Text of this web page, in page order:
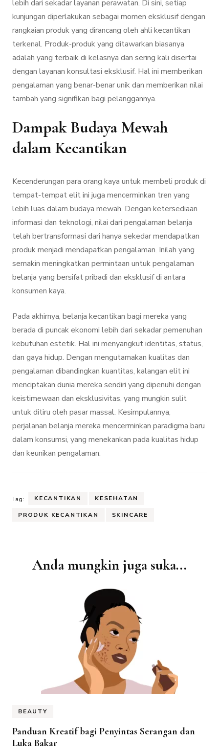
lebih dari sekadar layanan perawatan. Di sini, setiap
kunjungan diperlakukan sebagai momen eksklusif dengan
rangkaian produk yang dirancang oleh ahli kecantikan
terkenal. Produk-produk yang ditawarkan biasanya
adalah yang terbaik di kelasnya dan sering kali disertai
dengan layanan konsultasi eksklusif. Hal ini memberikan
pengalaman yang benar-benar unik dan memberikan nilai
tambah yang signifikan bagi pelanggannya.
Dampak Budaya Mewah
dalam Kecantikan
Kecenderungan para orang kaya untuk membeli produk di
tempat-tempat elit ini juga mencerminkan tren yang
lebih luas dalam budaya mewah. Dengan ketersediaan
informasi dan teknologi, nilai dari pengalaman belanja
telah bertransformasi dari hanya sekedar mendapatkan
produk menjadi mendapatkan pengalaman. Inilah yang
semakin meningkatkan permintaan untuk pengalaman
belanja yang bersifat pribadi dan eksklusif di antara
konsumen kaya.
Pada akhirnya, belanja kecantikan bagi mereka yang
berada di puncak ekonomi lebih dari sekadar pemenuhan
kebutuhan estetik. Hal ini menyangkut identitas, status,
dan gaya hidup. Dengan mengutamakan kualitas dan
pengalaman dibandingkan kuantitas, kalangan elit ini
menciptakan dunia mereka sendiri yang dipenuhi dengan
keistimewaan dan eksklusivitas, yang mungkin sulit
untuk ditiru oleh pasar massal. Kesimpulannya,
perjalanan belanja mereka mencerminkan paradigma baru
dalam konsumsi, yang menekankan pada kualitas hidup
dan keunikan pengalaman.
Tag: KECANTIKAN KESEHATAN
PRODUK KECANTIKAN SKINCARE
Navigasi
Anda mungkin juga suka...
BEAUTY
Panduan Kreatif bagi Penyintas Serangan dan
Luka Bakar